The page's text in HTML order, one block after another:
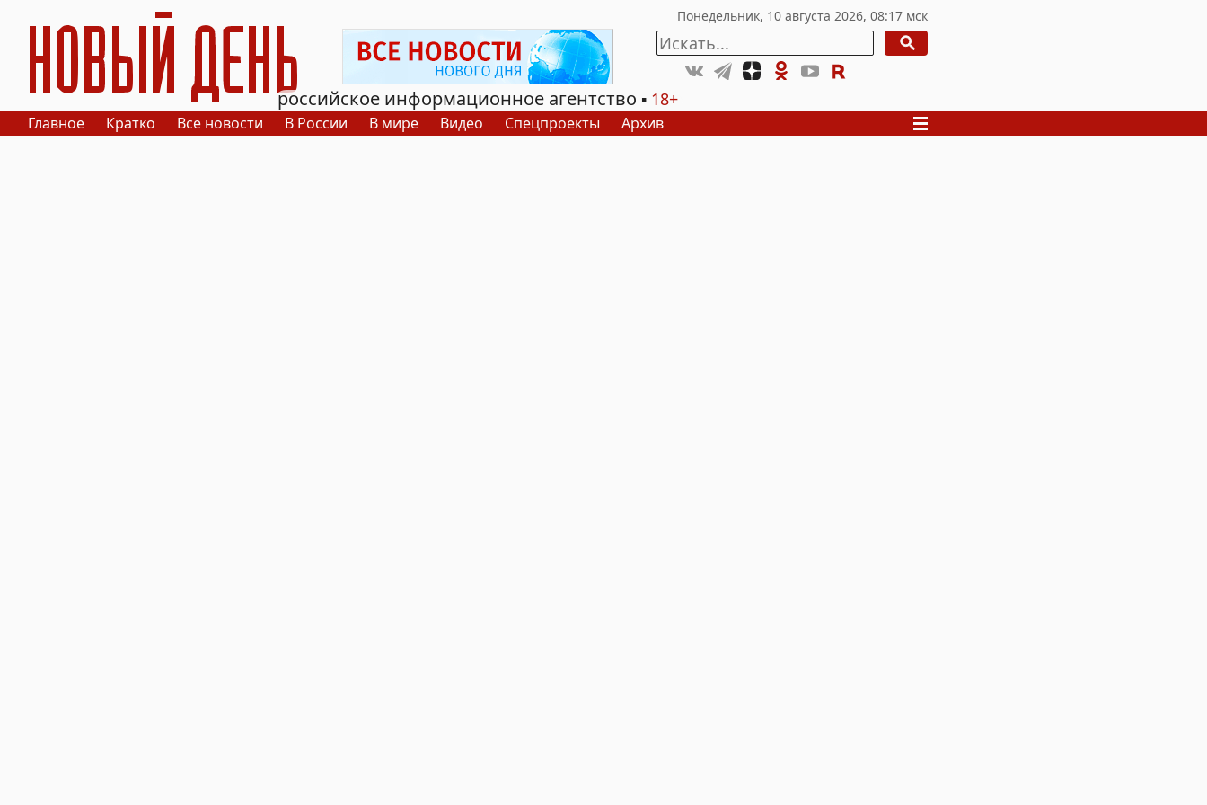
РИА Новый День
российское информационное агентство
18+
Главное Кратко Все новости В России В мире Видео Спецпроекты Архив